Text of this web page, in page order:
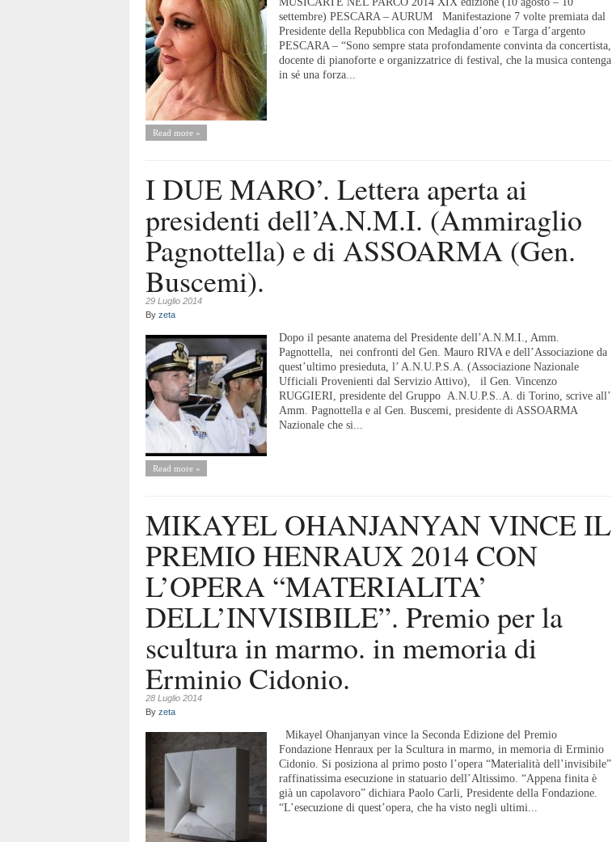
settembre) PESCARA – AURUM Manifestazione 7 volte premiata dal
Presidente della Repubblica con Medaglia d’oro e Targa d’argento
PESCARA – “Sono sempre stata profondamente convinta da concertista,
docente di pianoforte e organizzatrice di festival, che la musica contenga
in sé una forza...
Read more »
I DUE MARO’. Lettera aperta ai
presidenti dell’A.N.M.I. (Ammiraglio
Pagnottella) e di ASSOARMA (Gen.
Buscemi).
29 Luglio 2014
By zeta
Dopo il pesante anatema del Presidente dell’A.N.M.I., Amm.
Pagnottella, nei confronti del Gen. Mauro RIVA e dell’Associazione da
quest’ultimo presieduta, l’ A.N.U.P.S.A. (Associazione Nazionale
Ufficiali Provenienti dal Servizio Attivo), il Gen. Vincenzo
RUGGIERI, presidente del Gruppo A.N.U.P.S..A. di Torino, scrive all’
Amm. Pagnottella e al Gen. Buscemi, presidente di ASSOARMA
Nazionale che si...
Read more »
MIKAYEL OHANJANYAN VINCE IL
PREMIO HENRAUX 2014 CON
L’OPERA “MATERIALITA’
DELL’INVISIBILE”. Premio per la
scultura in marmo. in memoria di
Erminio Cidonio.
28 Luglio 2014
By zeta
Mikayel Ohanjanyan vince la Seconda Edizione del Premio
Fondazione Henraux per la Scultura in marmo, in memoria di Erminio
Cidonio. Si posiziona al primo posto l’opera “Materialità dell’invisibile”
raffinatissima esecuzione in statuario dell’Altissimo. “Appena finita è
già un capolavoro” dichiara Paolo Carli, Presidente della Fondazione.
“L’esecuzione di quest’opera, che ha visto negli ultimi...